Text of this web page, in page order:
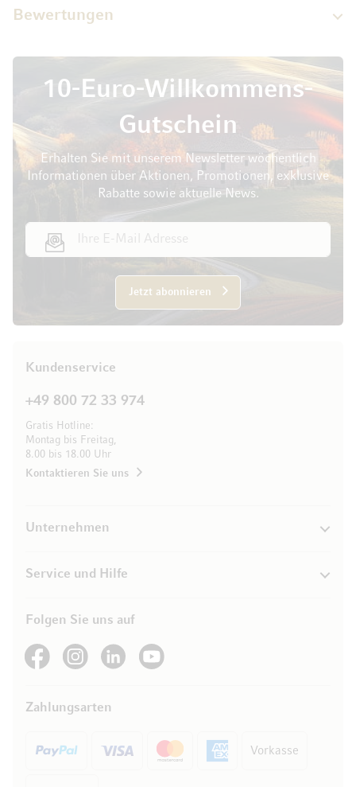
Bewertungen
10-Euro-Willkommens-
Gutschein
Erhalten Sie mit unserem Newsletter wöchentlich
Informationen über Aktionen, Promotionen, exklusive
Rabatte sowie aktuelle News.
Jetzt abonnieren
Kundenservice
+49 800 72 33 974
Gratis Hotline:
Montag bis Freitag,
8.00 bis 18.00 Uhr
Kontaktieren Sie uns
Unternehmen
Service und Hilfe
Folgen Sie uns auf
See our FacebookSee our Instagram account
See our LinkedInSee our YouTube channel
Zahlungsarten
Vorkasse